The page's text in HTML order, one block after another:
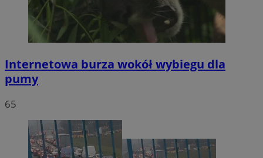
Internetowa burza wokół wybiegu dla
pumy
65